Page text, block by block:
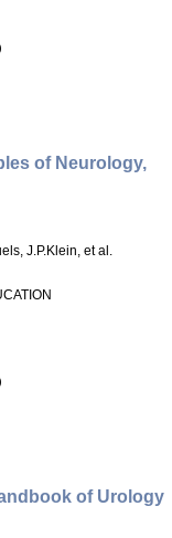
of Neurology,
J.P.Klein, et al.
of Urology